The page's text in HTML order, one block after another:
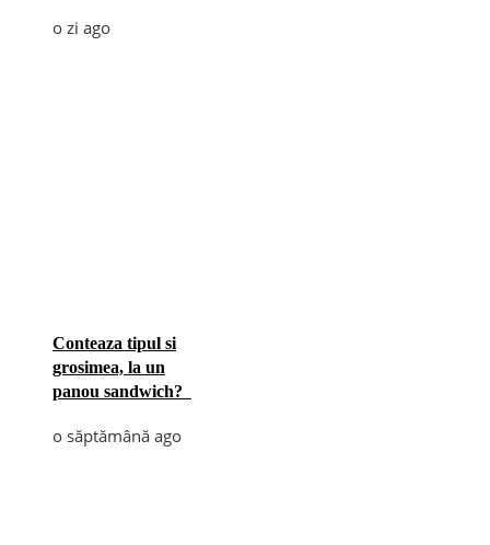
o zi ago
Conteaza tipul si
grosimea, la un
panou sandwich?
o săptămână ago